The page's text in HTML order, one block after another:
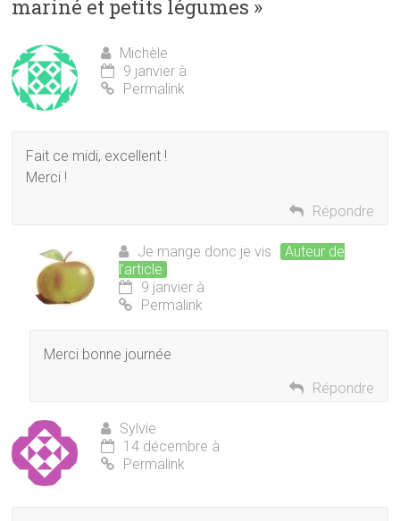
mariné et petits légumes »
Michèle
9 janvier à
Permalink
Fait ce midi, excellent !
Merci !
Répondre
Je mange donc je vis
Auteur de
l’article
9 janvier à
Permalink
Merci bonne journée
Répondre
Sylvie
14 décembre à
Permalink